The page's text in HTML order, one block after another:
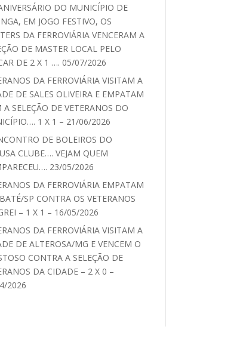
DO MUNICÍPIO DE
EM JOGO FESTIVO, OS
DA FERROVIÁRIA VENCERAM A
DE MASTER LOCAL PELO
DE 2 X 1 …. 05/07/2026
DA FERROVIÁRIA VISITAM A
DE SALES OLIVEIRA E EMPATAM
A SELEÇÃO DE VETERANOS DO
1 X 1 – 21/06/2026
DE BOLEIROS DO
CLUBE…. VEJAM QUEM
23/05/2026
DA FERROVIÁRIA EMPATAM
SP CONTRA OS VETERANOS
– 1 X 1 – 16/05/2026
DA FERROVIÁRIA VISITAM A
DE ALTEROSA/MG E VENCEM O
CONTRA A SELEÇÃO DE
DA CIDADE – 2 X 0 –
2026